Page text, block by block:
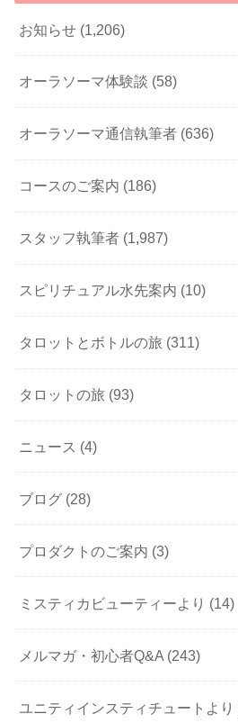
お知らせ (1,206)
オーラソーマ体験談 (58)
オーラソーマ通信執筆者 (636)
コースのご案内 (186)
スタッフ執筆者 (1,987)
スピリチュアル水先案内 (10)
タロットとボトルの旅 (311)
タロットの旅 (93)
ニュース (4)
ブログ (28)
プロダクトのご案内 (3)
ミスティカビューティーより (14)
メルマガ・初心者Q&A (243)
ユニティインスティチュートより